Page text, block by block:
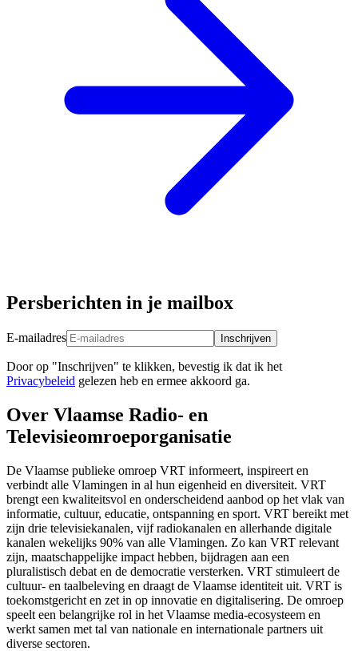
Persberichten in je mailbox
E-mailadres Inschrijven
Door op "Inschrijven" te klikken, bevestig ik dat ik het
Privacybeleid gelezen heb en ermee akkoord ga.
Over Vlaamse Radio- en
Televisieomroeporganisatie
De Vlaamse publieke omroep VRT informeert, inspireert en
verbindt alle Vlamingen in al hun eigenheid en diversiteit. VRT
brengt een kwaliteitsvol en onderscheidend aanbod op het vlak van
informatie, cultuur, educatie, ontspanning en sport. VRT bereikt met
zijn drie televisiekanalen, vijf radiokanalen en allerhande digitale
kanalen wekelijks 90% van alle Vlamingen. Zo kan VRT relevant
zijn, maatschappelijke impact hebben, bijdragen aan een
pluralistisch debat en de democratie versterken. VRT stimuleert de
cultuur- en taalbeleving en draagt de Vlaamse identiteit uit. VRT is
toekomstgericht en zet in op innovatie en digitalisering. De omroep
speelt een belangrijke rol in het Vlaamse media-ecosysteem en
werkt samen met tal van nationale en internationale partners uit
diverse sectoren.